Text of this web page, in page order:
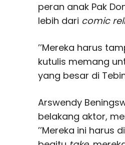
peran anak Pak
lebih dari comic
’’Mereka harus
kutulis memang
yang besar di
Arswendy
belakang aktor,
’’Mereka ini harus